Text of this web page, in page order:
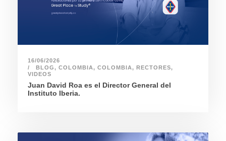
16/06/2026
BLOG, COLOMBIA, COLOMBIA, RECTORES,
VIDEOS
Juan David Roa es el Director General del
Instituto Iberia.